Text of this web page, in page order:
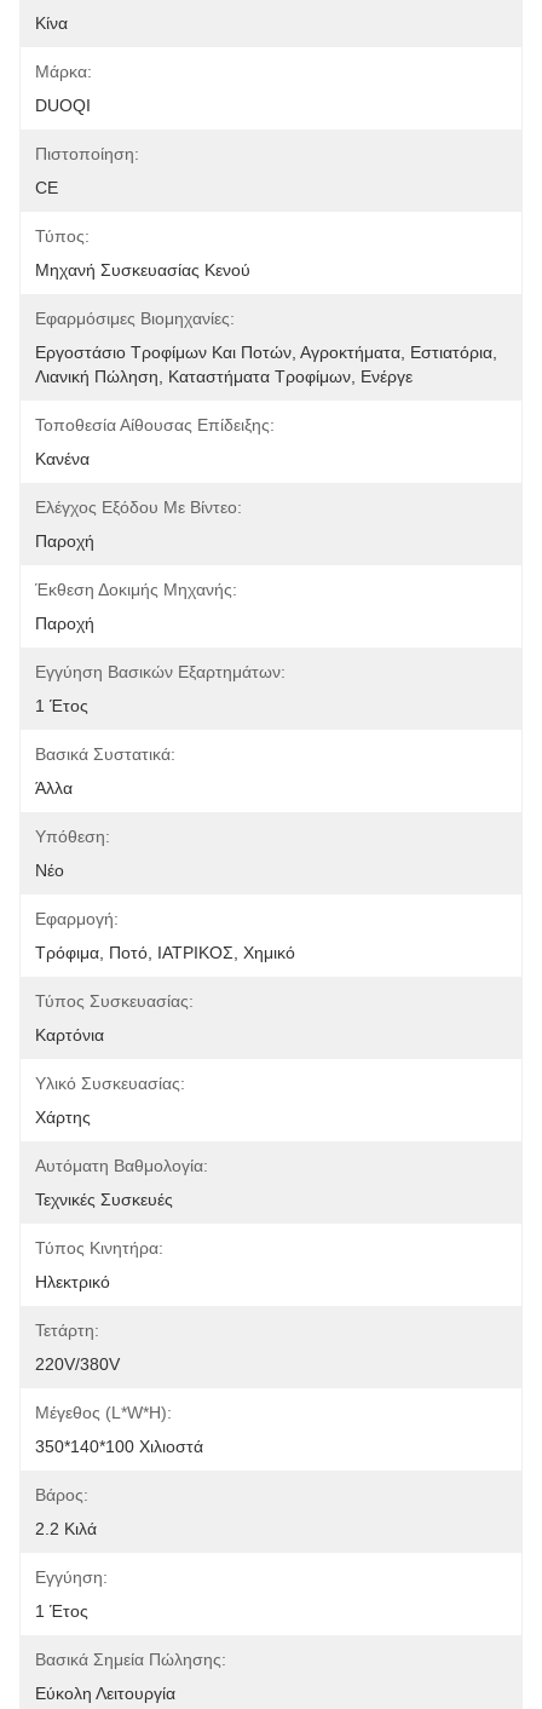
Κίνα
Μάρκα:
DUOQI
Πιστοποίηση:
CE
Τύπος:
Μηχανή Συσκευασίας Κενού
Εφαρμόσιμες Βιομηχανίες:
Εργοστάσιο Τροφίμων Και Ποτών, Αγροκτήματα, Εστιατόρια,
Λιανική Πώληση, Καταστήματα Τροφίμων, Ενέργε
Τοποθεσία Αίθουσας Επίδειξης:
Κανένα
Ελέγχος Εξόδου Με Βίντεο:
Παροχή
Έκθεση Δοκιμής Μηχανής:
Παροχή
Εγγύηση Βασικών Εξαρτημάτων:
1 Έτος
Βασικά Συστατικά:
Άλλα
Υπόθεση:
Νέο
Εφαρμογή:
Τρόφιμα, Ποτό, ΙΑΤΡΙΚΟΣ, Χημικό
Τύπος Συσκευασίας:
Καρτόνια
Υλικό Συσκευασίας:
Χάρτης
Αυτόματη Βαθμολογία:
Τεχνικές Συσκευές
Τύπος Κινητήρα:
Ηλεκτρικό
Τετάρτη:
220V/380V
Μέγεθος (L*W*H):
350*140*100 Χιλιοστά
Βάρος:
2.2 Κιλά
Εγγύηση:
1 Έτος
Βασικά Σημεία Πώλησης:
Εύκολη Λειτουργία